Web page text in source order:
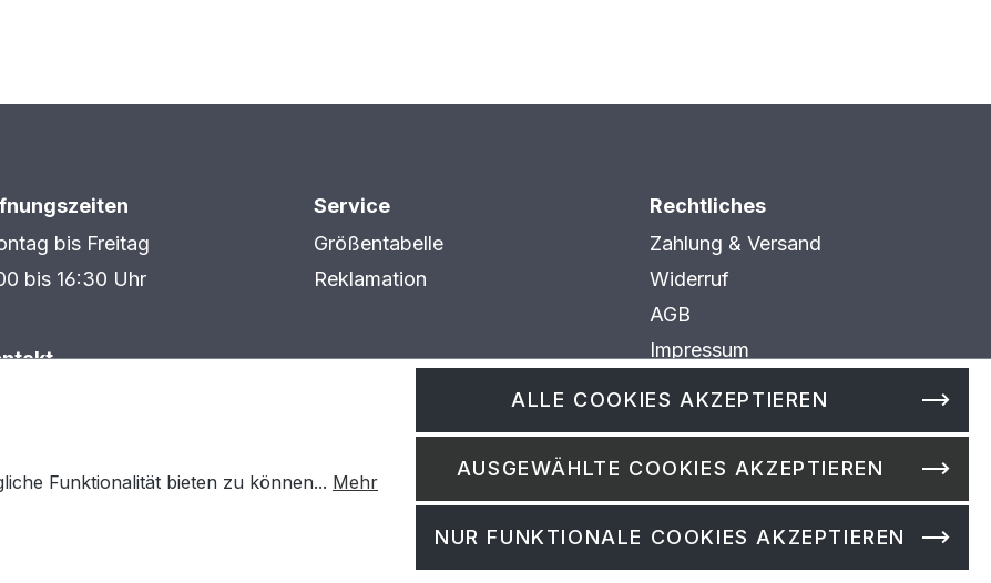
bis Freitag
bis 16:30 Uhr
Service
Größentabelle
Reklamation
Rechtliches
Zahlung & Versand
Widerruf
AGB
Impressum
Funktionalität bieten zu können... Mehr
ALLE COOKIES AKZEPTIEREN
AUSGEWÄHLTE COOKIES AKZEPTIEREN
NUR FUNKTIONALE COOKIES AKZEPTIEREN